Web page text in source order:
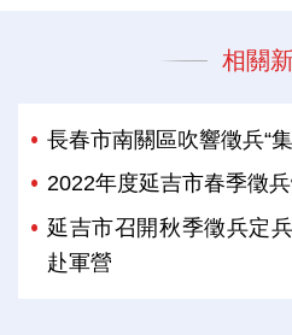
相關
長春市南關區吹響徵兵“
2022年度延吉市春季徵
延吉市召開秋季徵兵定
赴軍營